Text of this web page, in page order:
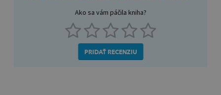
Ako sa vám páčila kniha?
PRIDAŤ RECENZIU